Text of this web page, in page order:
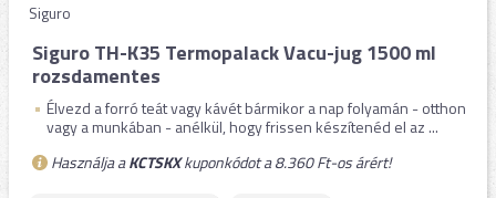
Siguro
Siguro TH-K35 Termopalack Vacu-jug 1500 ml
rozsdamentes
Élvezd a forró teát vagy kávét bármikor a nap folyamán - otthon
vagy a munkában - anélkül, hogy frissen készítenéd el az ...
Használja aKCTSKXkuponkódot a 8.360 Ft-os árért!